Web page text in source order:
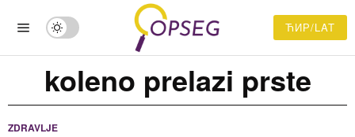
ЋИР/LAT
koleno prelazi prste
ZDRAVLJE